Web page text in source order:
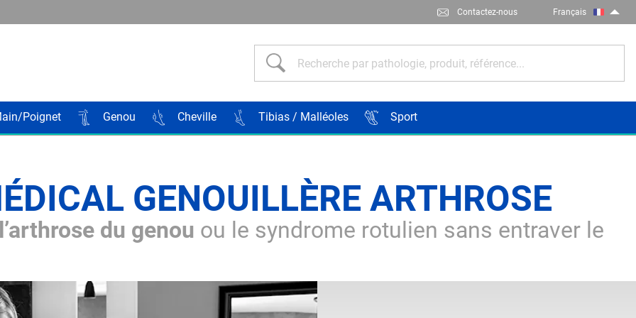
Contactez-nous Français
Recherche par pathologie, produit, référence...
Poignet Genou Cheville Tibias / Malléoles Sport
GENOUILLÈRE ARTHROSE
du genou ou le syndrome rotulien sans entraver le